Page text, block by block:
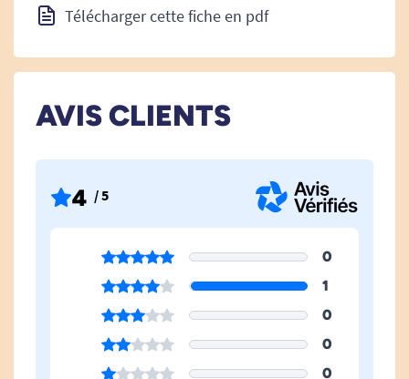
Télécharger cette fiche en pdf
AVIS CLIENTS
4 / 5
0
1
0
0
0